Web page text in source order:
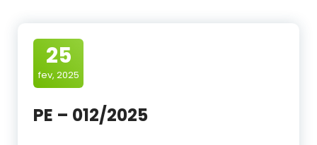
25
fev, 2025
PE – 012/2025